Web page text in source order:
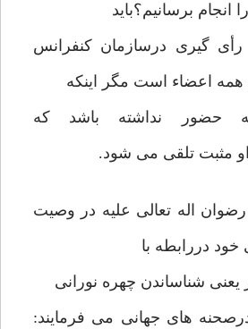
انجام برسانیم؟باید
گیری درسازمان کنفرانس
همه اعضاء است مگر اینکه
حضور نداشته باشد که
مثبت تلقی می شود.
اله تعالی علیه در وصیت
دررابطه با
شناساندن چهره نورانی
های جهانی می فرمایند: